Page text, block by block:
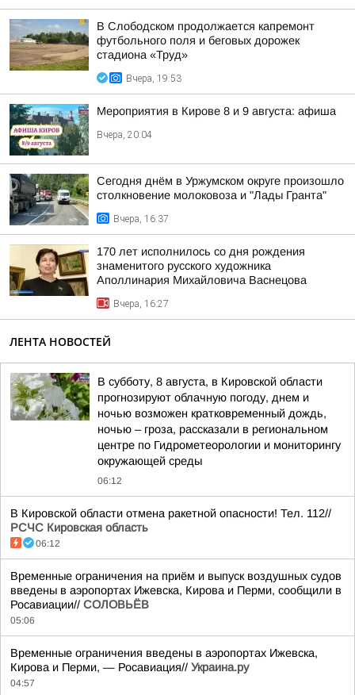
В Слободском продолжается капремонт
футбольного поля и беговых дорожек
стадиона «Труд»
Вчера, 19:53
Мероприятия в Кирове 8 и 9 августа: афиша
Вчера, 20:04
Сегодня днём в Уржумском округе произошло
столкновение молоковоза и "Лады Гранта"
Вчера, 16:37
170 лет исполнилось со дня рождения
знаменитого русского художника
Аполлинария Михайловича Васнецова
Вчера, 16:27
ЛЕНТА НОВОСТЕЙ
В субботу, 8 августа, в Кировской области
прогнозируют облачную погоду, днем и
ночью возможен кратковременный дождь,
ночью – гроза, рассказали в региональном
центре по Гидрометеорологии и мониторингу
окружающей среды
06:12
В Кировской области отмена ракетной опасности! Тел. 112//
РСЧС Кировская область
06:12
Временные ограничения на приём и выпуск воздушных судов
введены в аэропортах Ижевска, Кирова и Перми, сообщили в
Росавиации// СОЛОВЬЁВ
05:06
Временные ограничения введены в аэропортах Ижевска,
Кирова и Перми, — Росавиация// Украина.ру
04:57